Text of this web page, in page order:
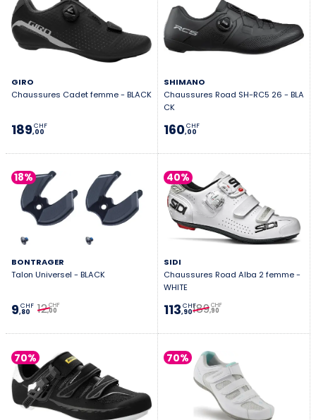
GIRO
Chaussures Cadet femme - BLACK
189,00
CHF
SHIMANO
Chaussures Road SH-RC5 26 - BLA
CK
160,00
CHF
18%
BONTRAGER
Talon Universel - BLACK
9,80
CHF 12,00
CHF
40%
SIDI
Chaussures Road Alba 2 femme -
WHITE
113,90
CHF189,90
CHF
70% 70%